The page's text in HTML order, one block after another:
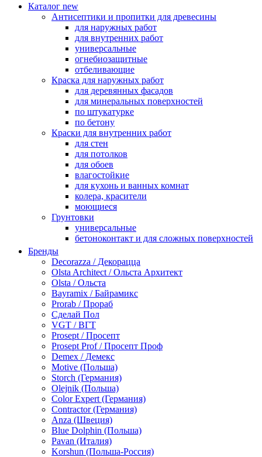
Каталог new
Антисептики и пропитки для древесины
для наружных работ
для внутренних работ
универсальные
огнебиозащитные
отбеливающие
Краска для наружных работ
для деревянных фасадов
для минеральных поверхностей
по штукатурке
по бетону
Краски для внутренних работ
для стен
для потолков
для обоев
влагостойкие
для кухонь и ванных комнат
колера, красители
моющиеся
Грунтовки
универсальные
бетоноконтакт и для сложных поверхностей
по металлу
антикорозийные
под декоративные штукатурки
для гипсокартона
под штукатурку
Герметик
акриловые
силиконовые универсальные, нейтральные
силиконовые санитарные (антигрибковые)
шовные для срубов
для кровли
для каминов
полиуретановые
Декоративные штукатурки и краски
краски для декора, патина
мокрый шелк
венецианские (эффект мрамора)
песок (эффект песчаных вихрей)
декоративная шпаклевка
Бренды
Decorazza / Декорацца
Olsta Architect / Ольста Архитект
Olsta / Ольста
Bayramix / Байрамикс
Prorab / Прораб
Сделай Пол
VGT / ВГТ
Prosept / Просепт
Prosept Prof / Просепт Проф
Demex / Демекс
Motive (Польша)
Storch (Германия)
Olejnik (Польша)
Color Expert (Германия)
Contractor (Германия)
Anza (Швеция)
Blue Dolphin (Польша)
Pavan (Италия)
Korshun (Польша-Россия)